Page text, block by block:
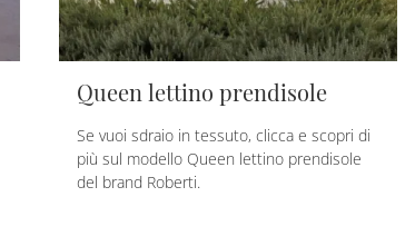
Queen lettino prendisole
Se vuoi sdraio in tessuto, clicca e scopri di
più sul modello Queen lettino prendisole
del brand Roberti.